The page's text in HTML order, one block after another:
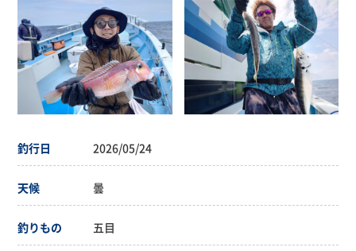
釣行日 2026/05/24
天候 曇
釣りもの 五目